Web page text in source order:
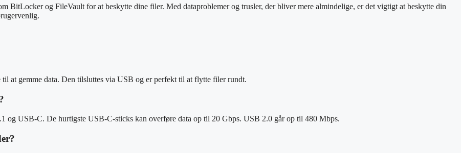
BitLocker og FileVault for at beskytte dine filer. Med dataproblemer og trusler, der bliver mere almindelige, er det vigtigt at beskytte din
at gemme data. Den tilsluttes via USB og er perfekt til at flytte filer rundt.
og USB-C. De hurtigste USB-C-sticks kan overføre data op til 20 Gbps. USB 2.0 går op til 480 Mbps.